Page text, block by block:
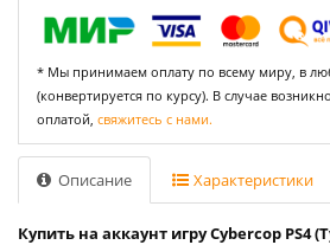
* Мы принимаем оплату по всему миру, в
(конвертируется по курсу). В случае
оплатой, свяжитесь с нами.
Описание Характеристики
Купить на аккаунт игру Cybercop PS4